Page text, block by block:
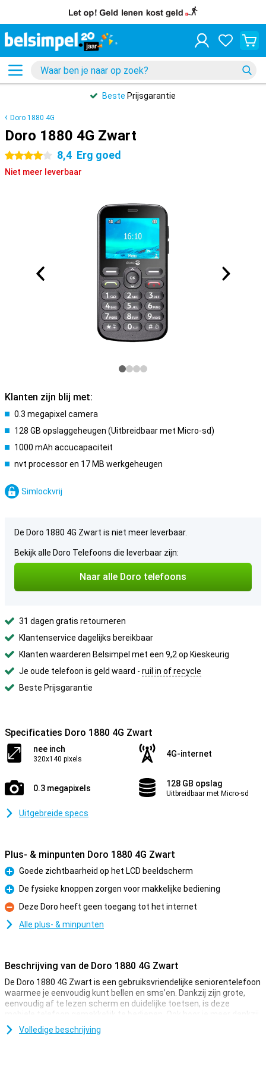
Beste Prijsgarantie
Doro 1880 4G
Doro 1880 4G Zwart
4 sterren 8,4 Erg goed
Niet meer leverbaar
Klanten zijn blij met:
0.3 megapixel camera
128 GB opslaggeheugen (Uitbreidbaar met Micro-sd)
1000 mAh accucapaciteit
nvt processor en 17 MB werkgeheugen
Simlockvrij
De Doro 1880 4G Zwart is niet meer leverbaar.
Bekijk alle Doro Telefoons die leverbaar zijn:
Naar alle Doro telefoons
31 dagen gratis retourneren
Klantenservice dagelijks bereikbaar
Klanten waarderen Belsimpel met een 9,2 op Kieskeurig
Je oude telefoon is geld waard - ruil in of recycle
Beste Prijsgarantie
Specificaties Doro 1880 4G Zwart
nee inch
320x140 pixels
4G-internet
0.3 megapixels 128 GB opslag
Uitbreidbaar met Micro-sd
Uitgebreide specs
Plus- & minpunten Doro 1880 4G Zwart
Pluspunt
Goede zichtbaarheid op het LCD beeldscherm
Pluspunt
De fysieke knoppen zorgen voor makkelijke bediening
Minpunt
Deze Doro heeft geen toegang tot het internet
Alle plus- & minpunten
Beschrijving van de Doro 1880 4G Zwart
De Doro 1880 4G Zwart is een gebruiksvriendelijke seniorentelefoon
waarmee je eenvoudig kunt bellen en sms’en. Dankzij zijn grote,
eenvoudig af te lezen scherm en duidelijke toetsen, is deze
mobiele telefoon gemakkelijk te bedienen. Ook hoor je meer dankzij
het hardere en heldere geluid.
Volledige beschrijving